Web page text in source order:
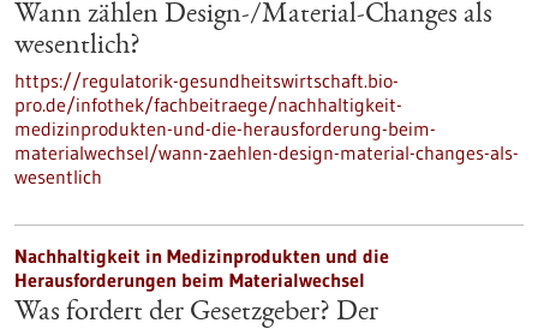
Wann zählen Design-/Material-Changes als
wesentlich?
https://regulatorik-gesundheitswirtschaft.bio-
pro.de/infothek/fachbeitraege/nachhaltigkeit-
medizinprodukten-und-die-herausforderung-beim-
materialwechsel/wann-zaehlen-design-material-changes-als-
wesentlich
Nachhaltigkeit in Medizinprodukten und die
Herausforderungen beim Materialwechsel
Was fordert der Gesetzgeber? Der